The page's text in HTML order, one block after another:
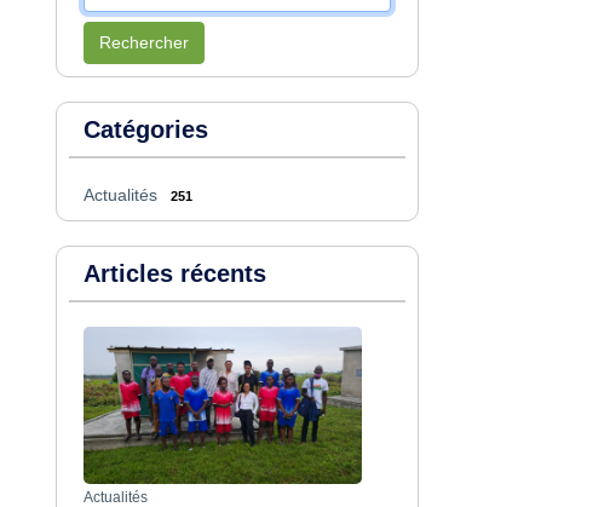
Rechercher
Catégories
Actualités 251
Articles récents
Actualités